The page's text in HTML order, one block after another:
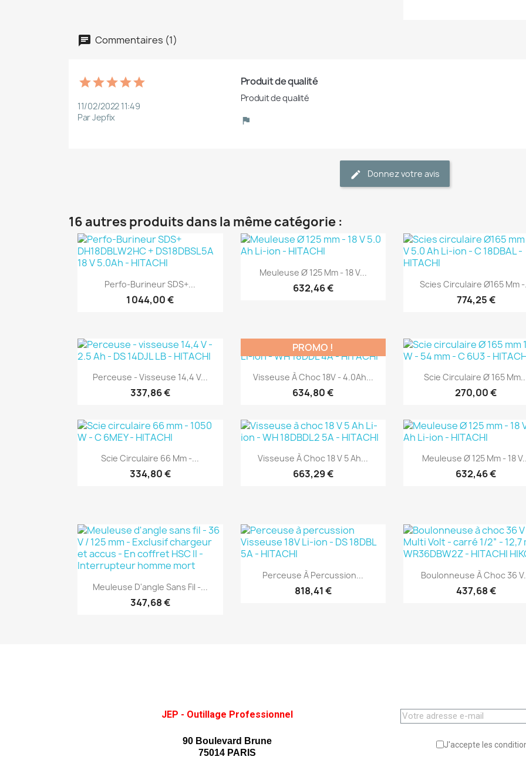
Commentaires (1)
11/02/2022 11:49
Par Jepfix
Produit de qualité
Produit de qualité
Donnez votre avis
16 autres produits dans la même catégorie :
Aperçu rapide
Perfo-Burineur SDS+...
1 044,00 €
Aperçu rapide
Meuleuse Ø 125 Mm - 18 V...
632,46 € Aperçu rapide
Scies Circulaire Ø165 Mm
774,25 €
Aperçu rapide
Perceuse - Visseuse 14,4 V...
337,86 €
(1)
Aperçu rapide
Visseuse À Choc 18V - 4.0Ah...
634,80 €
(1)
PROMO !
Aperçu rapide
Scie Circulaire Ø 165
270,00 €
(1)
Aperçu rapide
Scie Circulaire 66 Mm -...
334,80 €
Aperçu rapide
Visseuse À Choc 18 V 5 Ah...
663,29 €
(1)
Aperçu rapide
Meuleuse Ø 125 Mm - 18
632,46 €
Aperçu rapide
Meuleuse D'angle Sans Fil -...
347,68 €
(1)
Aperçu rapide
Perceuse À Percussion...
818,41 €
Aperçu rapide
Boulonneuse À Choc 36
437,68 €
(1)
JEP - Outillage Professionnel
90 Boulevard Brune
75014 PARIS
J'accepte les